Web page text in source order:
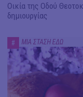
Οικία της Οδού
δημιουργίας
# ΜΙΑ ΣΤΑΣΗ ΕΔΩ